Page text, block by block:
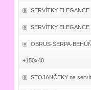
SERVÍTKY
SERVÍTKY
OBRUS-ŠERPA-
+150x40
STOJANČEKY na